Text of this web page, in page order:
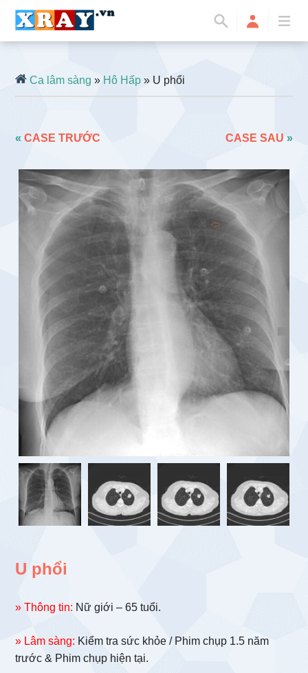
Ca lâm sàng » Hô Hấp » U phổi
«CASE TRƯỚC CASE SAU »
U phổi
» Thông tin: Nữ giới – 65 tuổi.
» Lâm sàng: Kiểm tra sức khỏe / Phim chụp 1.5 năm
trước & Phim chụp hiện tại.